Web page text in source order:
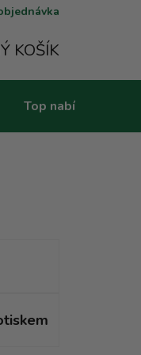
KOŠÍK
Top nabídky